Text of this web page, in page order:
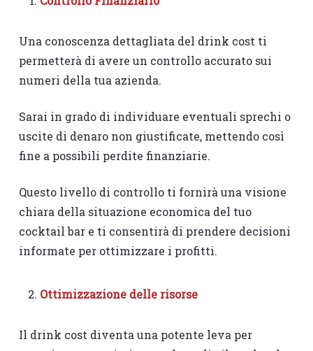
Una conoscenza dettagliata del drink cost ti
permetterà di avere un controllo accurato sui
numeri della tua azienda.
Sarai in grado di individuare eventuali sprechi o
uscite di denaro non giustificate, mettendo così
fine a possibili perdite finanziarie.
Questo livello di controllo ti fornirà una visione
chiara della situazione economica del tuo
cocktail bar e ti consentirà di prendere decisioni
informate per ottimizzare i profitti.
Ottimizzazione delle risorse
Il drink cost diventa una potente leva per